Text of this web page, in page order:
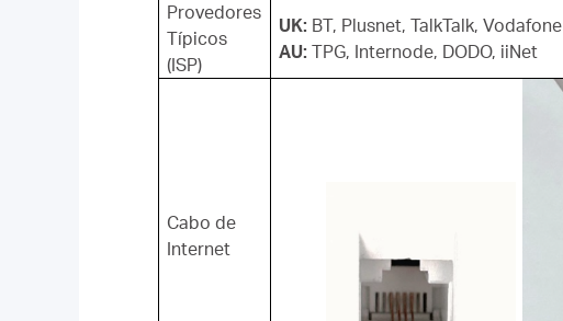
Provedores
Típicos
(ISP)
UK: BT, Plusnet, TalkTalk, Vodafone
AU: TPG, Internode, DODO, iiNet
Cabo de
Internet